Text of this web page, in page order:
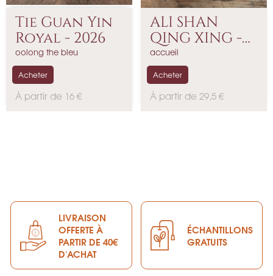
Tie Guan Yin
Royal - 2026
oolong the bleu
P
À partir de 16 €
Acheter
ALI SHAN
QING XING -
Thé...
accueil
P
À partir de 29,5 €
Acheter
LIVRAISON
OFFERTE À
PARTIR DE 40€
D'ACHAT
ÉCHANTILLONS
GRATUITS